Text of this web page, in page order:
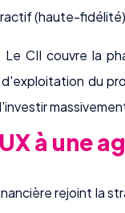
(haute-
Le CII couvre la
du
à une
rejoint la